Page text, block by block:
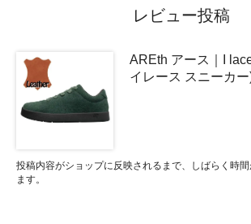
レビュー投稿
AREth アース｜I
イレース スニーカ
投稿内容がショップに反映されるまで、しばらく時
ます。